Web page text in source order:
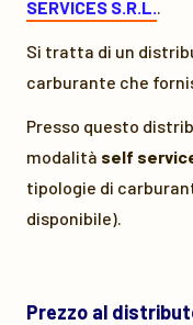
SERVICES S.R.L..
Si tratta di un
carburante che
Presso questo
modalità self
tipologie di
disponibile).
Prezzo al